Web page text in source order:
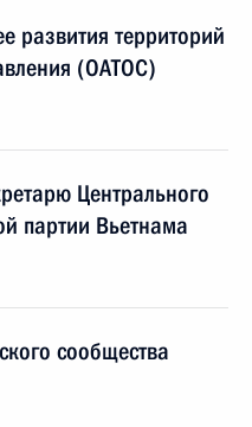
развития территорий
(ОАТОС)
Центрального
партии Вьетнама
сообщества